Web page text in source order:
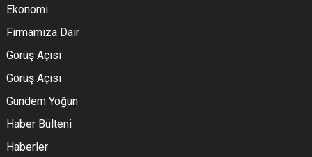
Ekonomi
Firmamıza Dair
Görüş Açısı
Görüş Açısı
Gündem Yoğun
Haber Bülteni
Haberler